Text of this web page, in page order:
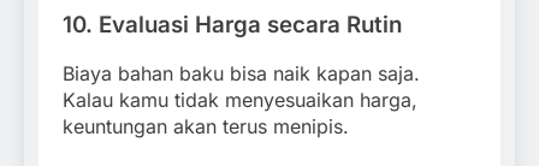
10. Evaluasi Harga secara Rutin
Biaya bahan baku bisa naik kapan saja.
Kalau kamu tidak menyesuaikan harga,
keuntungan akan terus menipis.